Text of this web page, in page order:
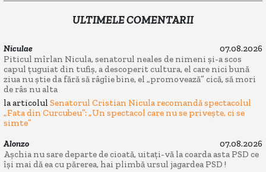
ULTIMELE COMENTARII
Niculae
07.08.2026
Piticul mîrlan Nicula, senatorul neales de nimeni și-a scos
capul țuguiat din tufiș, a descoperit cultura, el care nici bună
ziua nu știe da fără să râgîie bine, el „promovează” cică, să mori
de râs nu alta
la articolul Senatorul Cristian Nicula recomandă spectacolul
„Fata din Curcubeu”: „Un spectacol care nu se privește, ci se
simte”
Alonzo
07.08.2026
Așchia nu sare departe de cioată, uitați-vă la coarda asta PSD ce
își mai dă ea cu părerea, hai plimbă ursul jagardea PSD !